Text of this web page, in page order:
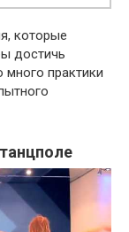
которые
достичь
практики